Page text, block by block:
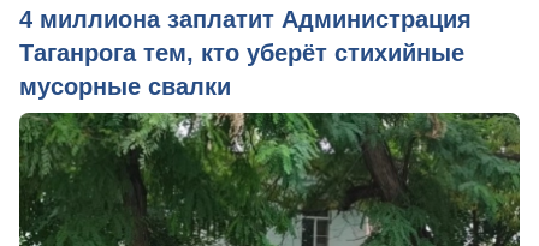
4 миллиона заплатит Администрация
Таганрога тем, кто уберёт стихийные
мусорные свалки